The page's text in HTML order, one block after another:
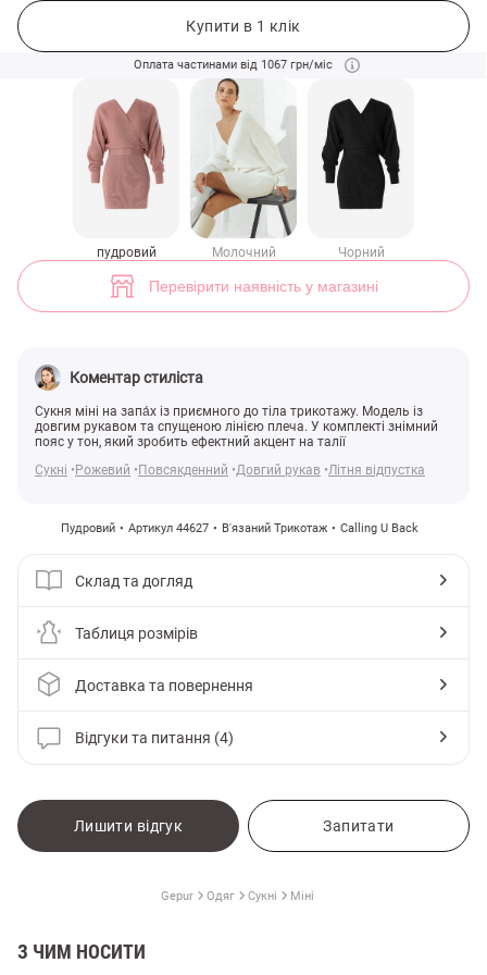
Купити в 1 клік
Оплата частинами від 1067 грн/міс
пудровий Молочний Чорний
Перевірити наявність у магазині
Коментар стиліста
Сукня міні на запа́х із приємного до тіла трикотажу. Модель із
довгим рукавом та спущеною лінією плеча. У комплекті знімний
пояс у тон, який зробить ефектний акцент на талії
Сукні
Рожевий Повсякденний Довгий рукав Літня відпустка
Пудровий Артикул 44627 В'язаний Трикотаж Calling U Back
Склад та догляд
Таблиця розмірів
Доставка та повернення
Відгуки та питання (4)
Лишити відгук Запитати
Gepur Одяг Сукні Міні
З ЧИМ НОСИТИ
Трикотажна сукня міні на запа́х у пудровому відтінку (арт. 44627) ♡